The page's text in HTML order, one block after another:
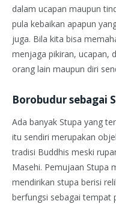
dalam ucapan maupun
pula kebaikan apapun
juga. Bila kita bisa
menjaga pikiran, ucapan,
orang lain maupun diri
Borobudur sebagai
Ada banyak Stupa yang
itu sendiri merupakan
tradisi Buddhis meski
Masehi. Pemujaan Stupa
mendirikan stupa berisi
berfungsi sebagai tempat